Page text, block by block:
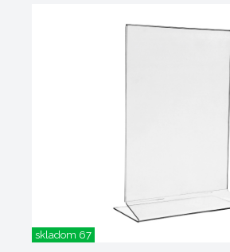
skladom 67